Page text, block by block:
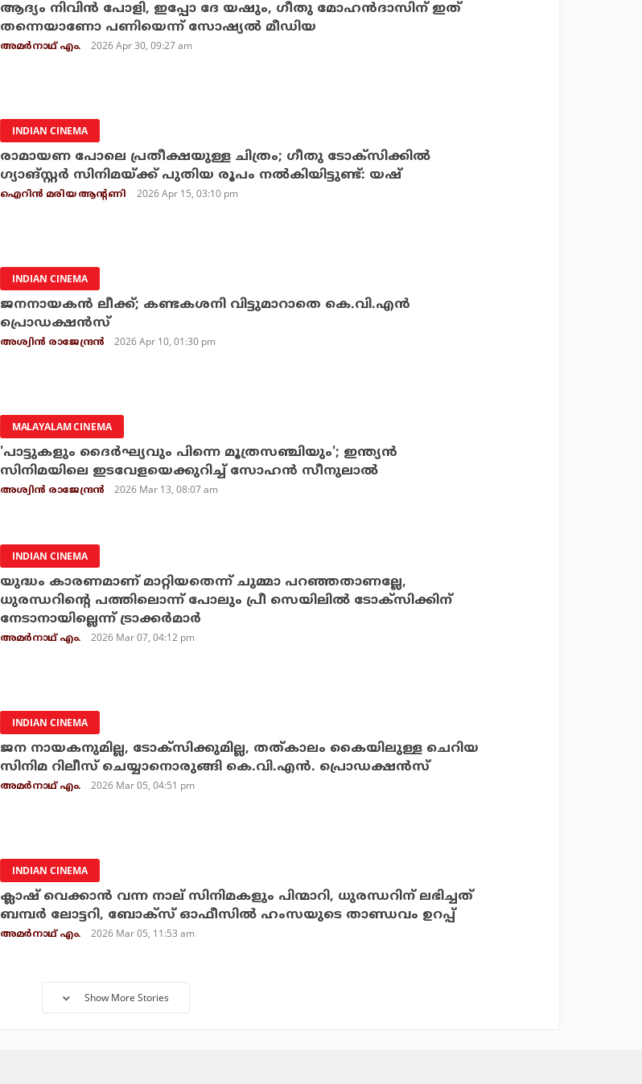
ആദ്യം നിവിന്‍ പോളി, ഇപ്പോ ദേ യഷും, ഗീതു മോഹന്‍ദാസിന് ഇത്
തന്നെയാണോ പണിയെന്ന് സോഷ്യല്‍ മീഡിയ
അമര്‍നാഥ് എം. 2026 Apr 30, 09:27 am
INDIAN CINEMA
രാമായണ പോലെ പ്രതീക്ഷയുള്ള ചിത്രം; ഗീതു ടോക്‌സിക്കില്‍
ഗ്യാങ്സ്റ്റര്‍ സിനിമയ്ക്ക് പുതിയ രൂപം നല്‍കിയിട്ടുണ്ട്: യഷ്
ഐറിന്‍ മരിയ ആന്റണി 2026 Apr 15, 03:10 pm
INDIAN CINEMA
ജനനായകന്‍ ലീക്ക്; കണ്ടകശനി വിട്ടുമാറാതെ കെ.വി.എന്‍
പ്രൊഡക്ഷന്‍സ്
അശ്വിന്‍ രാജേന്ദ്രന്‍ 2026 Apr 10, 01:30 pm
MALAYALAM CINEMA
'പാട്ടുകളും ദൈര്‍ഘ്യവും പിന്നെ മൂത്രസഞ്ചിയും'; ഇന്ത്യന്‍
സിനിമയിലെ ഇടവേളയെക്കുറിച്ച് സോഹന്‍ സീനുലാല്‍
അശ്വിന്‍ രാജേന്ദ്രന്‍ 2026 Mar 13, 08:07 am
INDIAN CINEMA
യുദ്ധം കാരണമാണ് മാറ്റിയതെന്ന് ചുമ്മാ പറഞ്ഞതാണല്ലേ,
ധുരന്ധറിന്റെ പത്തിലൊന്ന് പോലും പ്രീ സെയിലില്‍ ടോക്‌സിക്കിന്
നേടാനായില്ലെന്ന് ട്രാക്കര്‍മാര്‍
അമര്‍നാഥ് എം. 2026 Mar 07, 04:12 pm
INDIAN CINEMA
ജന നായകനുമില്ല, ടോക്‌സിക്കുമില്ല, തത്കാലം കൈയിലുള്ള ചെറിയ
സിനിമ റിലീസ് ചെയ്യാനൊരുങ്ങി കെ.വി.എന്‍. പ്രൊഡക്ഷന്‍സ്
അമര്‍നാഥ് എം. 2026 Mar 05, 04:51 pm
INDIAN CINEMA
ക്ലാഷ് വെക്കാന്‍ വന്ന നാല് സിനിമകളും പിന്മാറി, ധുരന്ധറിന് ലഭിച്ചത്
ബമ്പര്‍ ലോട്ടറി, ബോക്‌സ് ഓഫീസില്‍ ഹംസയുടെ താണ്ഡവം ഉറപ്പ്
അമര്‍നാഥ് എം. 2026 Mar 05, 11:53 am
Show More Stories